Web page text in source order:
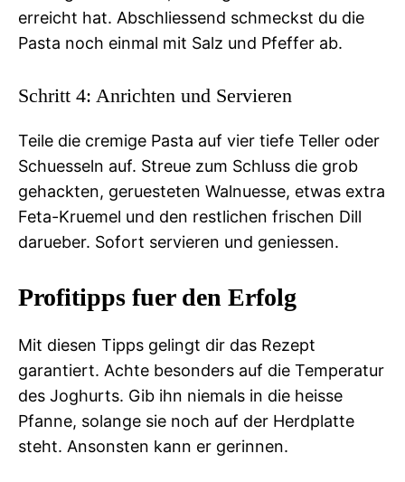
erreicht hat. Abschliessend schmeckst du die
Pasta noch einmal mit Salz und Pfeffer ab.
Schritt 4: Anrichten und Servieren
Teile die cremige Pasta auf vier tiefe Teller oder
Schuesseln auf. Streue zum Schluss die grob
gehackten, geruesteten Walnuesse, etwas extra
Feta-Kruemel und den restlichen frischen Dill
darueber. Sofort servieren und geniessen.
Profitipps fuer den Erfolg
Mit diesen Tipps gelingt dir das Rezept
garantiert. Achte besonders auf die Temperatur
des Joghurts. Gib ihn niemals in die heisse
Pfanne, solange sie noch auf der Herdplatte
steht. Ansonsten kann er gerinnen.